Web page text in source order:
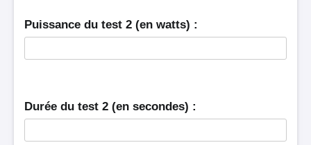
Puissance du test 2 (en watts) :
Durée du test 2 (en secondes) :